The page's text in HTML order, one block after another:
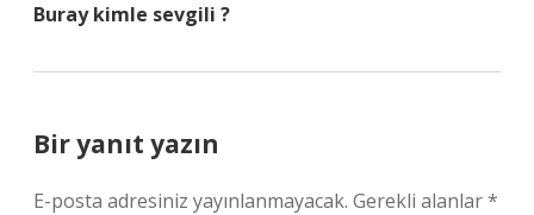
Buray kimle sevgili ?
Bir yanıt yazın
E-posta adresiniz yayınlanmayacak. Gerekli alanlar*